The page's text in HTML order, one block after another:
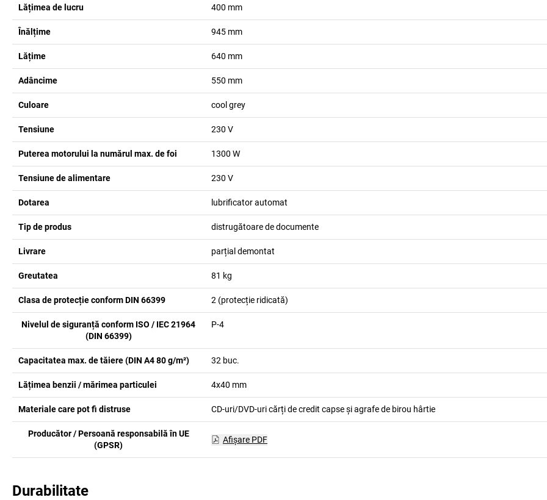
Lățimea de lucru 400 mm
Înălțime 945 mm
Lățime 640 mm
Adâncime 550 mm
Culoare cool grey
Tensiune 230 V
Puterea motorului la numărul max. de foi 1300 W
Tensiune de alimentare 230 V
Dotarea lubrificator automat
Tip de produs distrugătoare de documente
Livrare parțial demontat
Greutatea 81 kg
Clasa de protecție conform DIN 66399 2 (protecție ridicată)
Nivelul de siguranță conform ISO / IEC 21964
(DIN 66399)
P-4
Capacitatea max. de tăiere (DIN A4 80 g/m²) 32 buc.
Lățimea benzii / mărimea particulei 4x40 mm
Materiale care pot fi distruse CD-uri/DVD-uri cărți de credit capse și agrafe de birou hârtie
Producător / Persoană responsabilă în UE
(GPSR)
Afişare PDF
Durabilitate